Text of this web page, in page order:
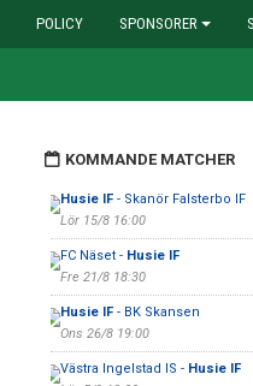
POLICY SPONSORER
KOMMANDE MATCHER
Husie IF- Skanör Falsterbo IF
Lör 15/8 16:00
FC Näset - Husie IF
Fre 21/8 18:30
Husie IF- BK Skansen
Ons 26/8 19:00
Västra Ingelstad IS - Husie IF